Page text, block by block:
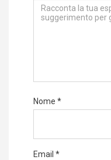
Nome *
Email *